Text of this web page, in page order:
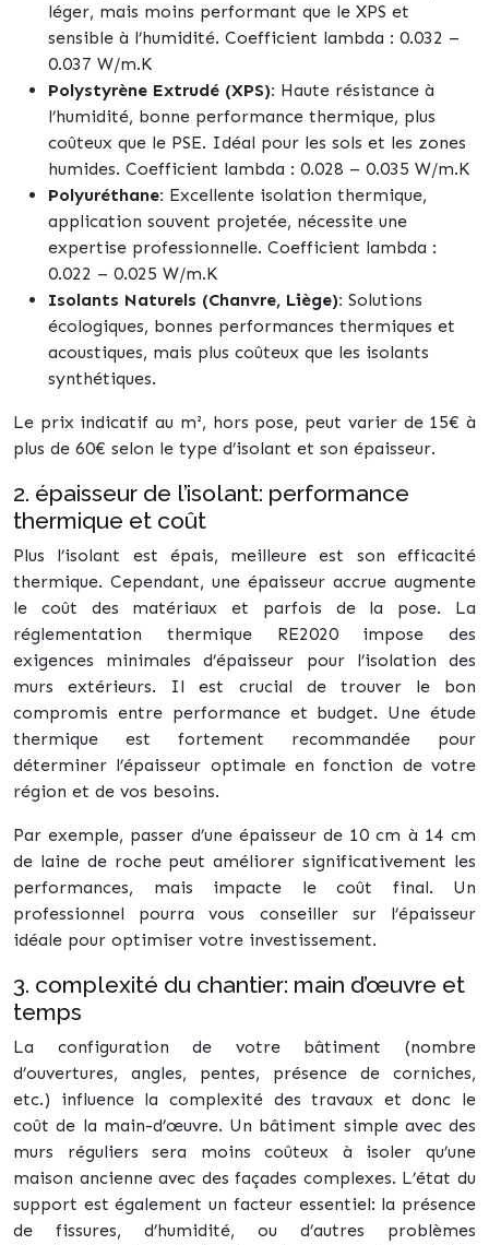
léger, mais moins performant que le XPS et
sensible à l’humidité. Coefficient lambda : 0.032 –
0.037 W/m.K
Polystyrène Extrudé (XPS): Haute résistance à
l’humidité, bonne performance thermique, plus
coûteux que le PSE. Idéal pour les sols et les zones
humides. Coefficient lambda : 0.028 – 0.035 W/m.K
Polyuréthane: Excellente isolation thermique,
application souvent projetée, nécessite une
expertise professionnelle. Coefficient lambda :
0.022 – 0.025 W/m.K
Isolants Naturels (Chanvre, Liège): Solutions
écologiques, bonnes performances thermiques et
acoustiques, mais plus coûteux que les isolants
synthétiques.
Le prix indicatif au m², hors pose, peut varier de 15€ à
plus de 60€ selon le type d’isolant et son épaisseur.
2. épaisseur de l’isolant: performance
thermique et coût
Plus l’isolant est épais, meilleure est son efficacité
thermique. Cependant, une épaisseur accrue augmente
le coût des matériaux et parfois de la pose. La
réglementation thermique RE2020 impose des
exigences minimales d’épaisseur pour l’isolation des
murs extérieurs. Il est crucial de trouver le bon
compromis entre performance et budget. Une étude
thermique est fortement recommandée pour
déterminer l’épaisseur optimale en fonction de votre
région et de vos besoins.
Par exemple, passer d’une épaisseur de 10 cm à 14 cm
de laine de roche peut améliorer significativement les
performances, mais impacte le coût final. Un
professionnel pourra vous conseiller sur l’épaisseur
idéale pour optimiser votre investissement.
3. complexité du chantier: main d’œuvre et
temps
La configuration de votre bâtiment (nombre
d’ouvertures, angles, pentes, présence de corniches,
etc.) influence la complexité des travaux et donc le
coût de la main-d’œuvre. Un bâtiment simple avec des
murs réguliers sera moins coûteux à isoler qu’une
maison ancienne avec des façades complexes. L’état du
support est également un facteur essentiel: la présence
de fissures, d’humidité, ou d’autres problèmes